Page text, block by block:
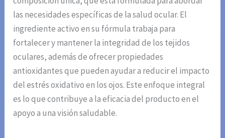
las necesidades específicas de la salud ocular. El
ingrediente activo en su fórmula trabaja para
fortalecer y mantener la integridad de los tejidos
oculares, además de ofrecer propiedades
antioxidantes que pueden ayudar a reducir el impacto
del estrés oxidativo en los ojos. Este enfoque integral
es lo que contribuye a la eficacia del producto en el
apoyo a una visión saludable.